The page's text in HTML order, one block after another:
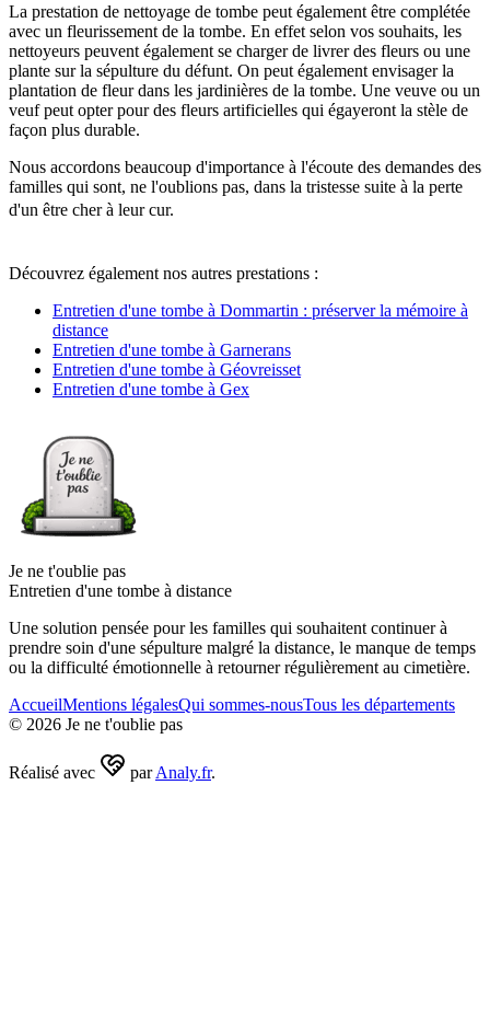
La prestation de nettoyage de tombe peut également être complétée
avec un fleurissement de la tombe. En effet selon vos souhaits, les
nettoyeurs peuvent également se charger de livrer des fleurs ou une
plante sur la sépulture du défunt. On peut également envisager la
plantation de fleur dans les jardinières de la tombe. Une veuve ou un
veuf peut opter pour des fleurs artificielles qui égayeront la stèle de
façon plus durable.
Nous accordons beaucoup d'importance à l'écoute des demandes des
familles qui sont, ne l'oublions pas, dans la tristesse suite à la perte
d'un être cher à leur cur.
Découvrez également nos autres prestations :
Entretien d'une tombe à Dommartin : préserver la mémoire à
distance
Entretien d'une tombe à Garnerans
Entretien d'une tombe à Géovreisset
Entretien d'une tombe à Gex
Je ne t'oublie pas
Entretien d'une tombe à distance
Une solution pensée pour les familles qui souhaitent continuer à
prendre soin d'une sépulture malgré la distance, le manque de temps
ou la difficulté émotionnelle à retourner régulièrement au cimetière.
AccueilMentions légalesQui sommes-nousTous les départements
© 2026 Je ne t'oublie pas
Réalisé avec par Analy.fr.